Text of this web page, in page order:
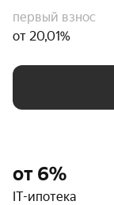
первый взнос
от 20,01%
от 6%
IT-ипотека